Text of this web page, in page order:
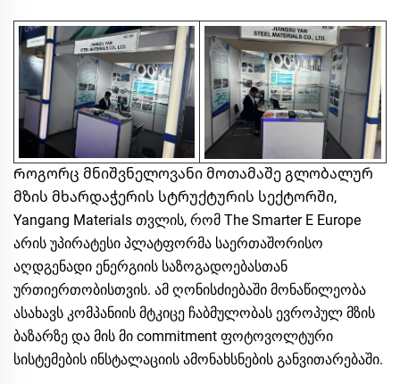
Როგორც მნიშვნელოვანი მოთამაშე გლობალურ
მზის მხარდაჭერის სტრუქტურის სექტორში,
Yangang Materials თვლის, რომ The Smarter E Europe
არის უპირატესი პლატფორმა საერთაშორისო
აღდგენადი ენერგიის საზოგადოებასთან
ურთიერთობისთვის. ამ ღონისძიებაში მონაწილეობა
ასახავს კომპანიის მტკიცე ჩაბმულობას ევროპულ მზის
ბაზარზე და მის მი commitment ფოტოვოლტური
სისტემების ინსტალაციის ამონახსნების განვითარებაში.